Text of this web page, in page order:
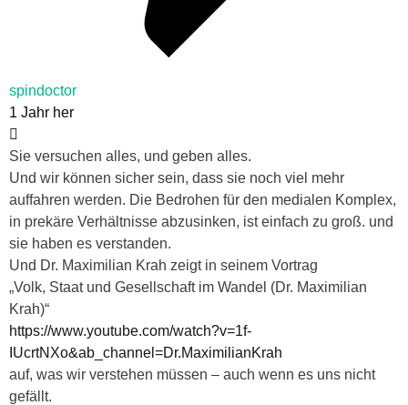
spindoctor
1 Jahr her
Sie versuchen alles, und geben alles.
Und wir können sicher sein, dass sie noch viel mehr
auffahren werden. Die Bedrohen für den medialen Komplex,
in prekäre Verhältnisse abzusinken, ist einfach zu groß. und
sie haben es verstanden.
Und Dr. Maximilian Krah zeigt in seinem Vortrag
„Volk, Staat und Gesellschaft im Wandel (Dr. Maximilian
Krah)“
https://www.youtube.com/watch?v=1f-
IUcrtNXo&ab_channel=Dr.MaximilianKrah
auf, was wir verstehen müssen – auch wenn es uns nicht
gefällt.